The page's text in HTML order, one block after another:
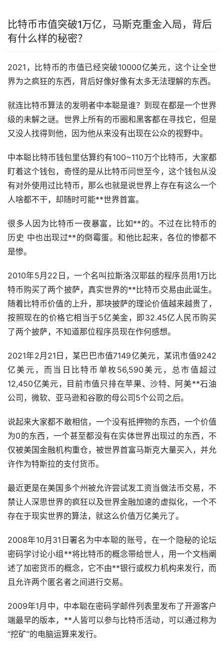
比特币市值突破1万亿，马斯克重金入局，背后
有什么样的秘密？
2021，比特币的市值已经突破10000亿美元，这个让全世
界为之疯狂的东西，背后好像好像有太多无法理解的东西。
就连比特币算法的发明者中本聪是谁？到现在都是一个世界
级的未解之谜。世界上所有的币圈和黑客都在寻找它，但是
又没人找得到他，因为他从来没有出现在公众的视野中。
中本聪比特币钱包里估算约有100~110万个比特币，大家都
盯着这个钱包，奇怪的是从比特币问世至今，这个钱包从没
有对外使用过比特币，那么也就是说世界上存在有这么一个
人啥都不干，却随时可能**世界首富。
很多人因为比特币一夜暴富，比如**的。不过在比特币的
历史 中也出现过**的倒霉蛋。和他比起来，各位的惨都不
是惨。
2010年5月22日，一个名叫拉斯洛汉耶兹的程序员用1万比
特币购买了两个披萨，真实世界的**比特币交易由此诞生。
随着比特币价值的上升，那块披萨的理论价值越来越贵了，
按照现在的价格它相当于5亿美金，即32.45亿人民币购买
了两个披萨，不知道那位程序员现在作何感想。
2021年2月21日，某巴巴市值7149亿美元，某讯市值9242
亿美元，而当日比特币单枚56,590美元，总市值超过
12,450亿美元，目前市值只排在苹果、沙特、阿美**石油
公司，微软、亚马逊和谷歌的母公司5个公司之后。
说起来大家都不敢相信，一个没有抵押物的东西，一个价值
为0的东西，一个甚至都没有在实体世界出现过的东西，不
仅被美国金融机构重仓，被世界首富马斯克大量买入，并允
许作为特斯拉的支付货币。
最近更是在美国多个州被允许尝试发工资当做法币交易，不
禁让人深思世界的疯狂以及世界金融加速的虚拟化，一个不
存在于现实世界的算法，就这么价值万亿美元了。
2008年10月31日署名为中本聪的账号，在一个隐秘的论坛
密码学讨论小组**将比特币的概念带给世人，用一个文档阐
述了加密货币的概念，它不由**银行或权力机构来发行，而
且允许两个匿名者之间进行交易。
2009年1月中，中本聪在密码学邮件列表里发布了开源客户
端最早的版本，**人皆可以参与比特币活动，可以通过称为
“挖矿”的电脑运算来发行。